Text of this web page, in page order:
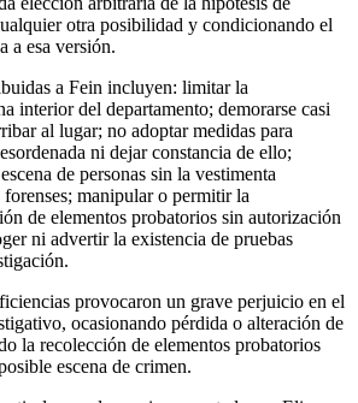
otra posibilidad y condicionando el
a esa versión.
a Fein incluyen: limitar la
interior del departamento; demorarse casi
al lugar; no adoptar medidas para
ni dejar constancia de ello;
de personas sin la vestimenta
forenses; manipular o permitir la
de elementos probatorios sin autorización
ni advertir la existencia de pruebas
provocaron un grave perjuicio en el
ocasionando pérdida o alteración de
la recolección de elementos probatorios
escena de crimen.